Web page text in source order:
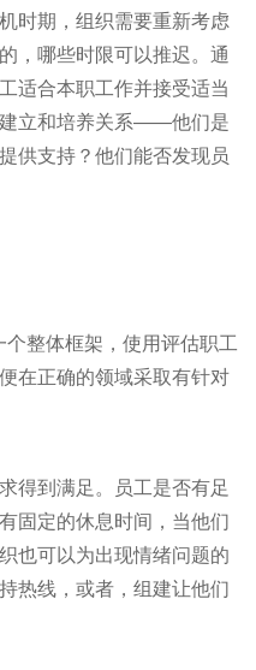
时期，组织需要重新考虑
，哪些时限可以推迟。通
适合本职工作并接受适当
立和培养关系——他们是
供支持？他们能否发现员
整体框架，使用评估职工
在正确的领域采取有针对
得到满足。员工是否有足
固定的休息时间，当他们
也可以为出现情绪问题的
热线，或者，组建让他们